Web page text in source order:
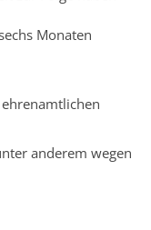
Monaten
anderem wegen